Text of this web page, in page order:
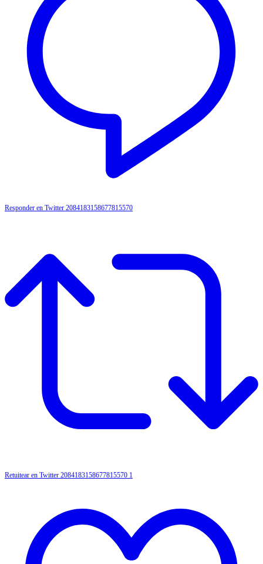
Responder en Twitter 2084183158677815570
Retuitear en Twitter 2084183158677815570 1